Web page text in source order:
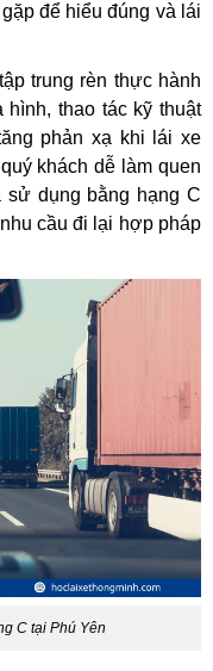
để hiểu đúng và lái
trung rèn thực hành
thao tác kỹ thuật
phản xạ khi lái xe
khách dễ làm quen
dụng bằng hạng C
cầu đi lại hợp pháp
C tại Phú Yên